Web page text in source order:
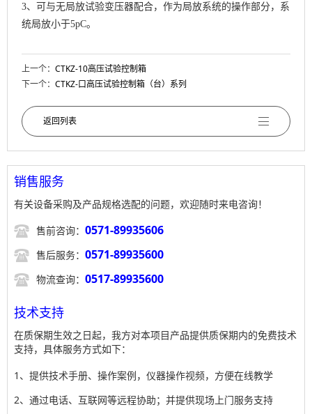
3、可与无局放试验变压器配合，作为局放系统的操作部分，系
统局放小于5pC。
上一个： CTKZ-10高压试验控制箱
下一个： CTKZ-口高压试验控制箱（台）系列
返回列表
销售服务
有关设备采购及产品规格选配的问题，欢迎随时来电咨询！
 售前咨询： 0571-89935606
 售后服务： 0571-89935600
 物流查询： 0517-89935600
技术支持
在质保期生效之日起，我方对本项目产品提供质保期内的免费技术
支持，具体服务方式如下：
1、提供技术手册、操作案例，仪器操作视频，方便在线教学
2、通过电话、互联网等远程协助；并提供现场上门服务支持